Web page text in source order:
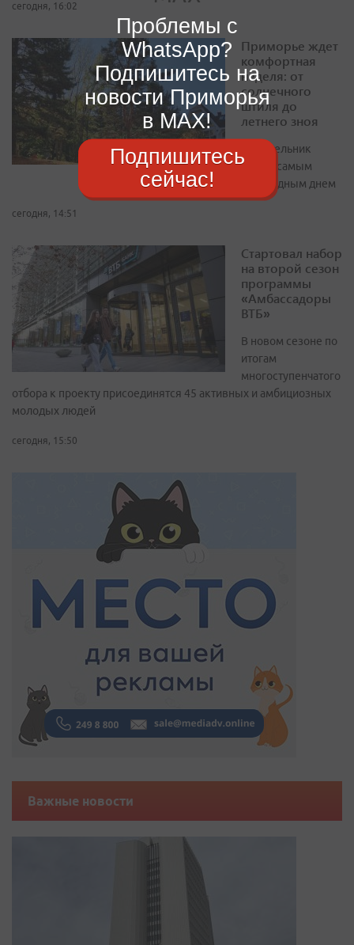
сегодня, 16:02
Приморье ждет
комфортная
неделя: от
солнечного
штиля до
летнего зноя
Понедельник
станет самым
прохладным днем
сегодня, 14:51
Стартовал набор
на второй сезон
программы
«Амбассадоры
ВТБ»
В новом сезоне по
итогам
многоступенчатого
отбора к проекту присоединятся 45 активных и амбициозных
молодых людей
сегодня, 15:50
Важные новости
Проблемы с
WhatsApp?
Подпишитесь на
новости Приморья
в MAX!
Подпишитесь
сейчас!